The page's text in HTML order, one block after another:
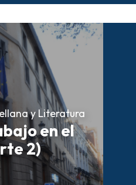
y Literatura
en el
2)